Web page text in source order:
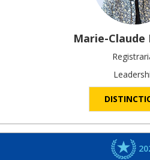
Marie-Claude